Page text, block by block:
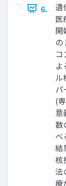
6.
遺
医
開
の
コ
よ
ル
(
意
数
べ
結
核
法
療